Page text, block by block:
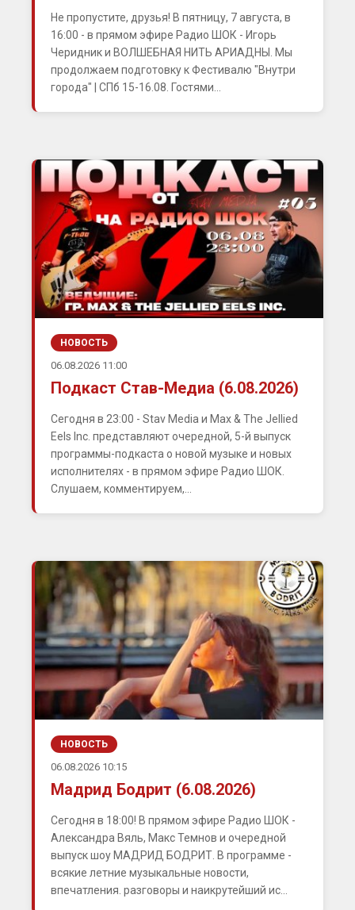
Не пропустите, друзья! В пятницу, 7 августа, в
16:00 - в прямом эфире Радио ШОК - Игорь
Черидник и ВОЛШЕБНАЯ НИТЬ АРИАДНЫ. Мы
продолжаем подготовку к Фестивалю "Внутри
города" | СПб 15-16.08. Гостями...
НОВОСТЬ
06.08.2026 11:00
Подкаст Став-Медиа (6.08.2026)
Сегодня в 23:00 - Stav Media и Max & The Jellied
Eels Inc. представляют очередной, 5-й выпуск
программы-подкаста о новой музыке и новых
исполнителях - в прямом эфире Радио ШОК.
Слушаем, комментируем,...
НОВОСТЬ
06.08.2026 10:15
Мадрид Бодрит (6.08.2026)
Сегодня в 18:00! В прямом эфире Радио ШОК -
Александра Вяль, Макс Темнов и очередной
выпуск шоу МАДРИД БОДРИТ. В программе -
всякие летние музыкальные новости,
впечатления. разговоры и наикрутейший ис...